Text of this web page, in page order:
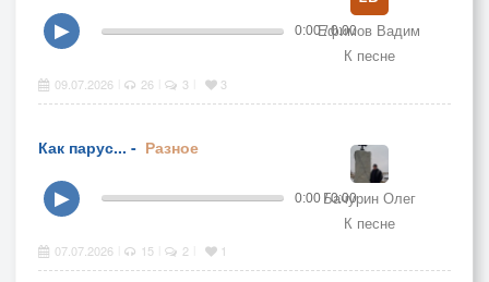
Ефимов Вадим
К песне
▶ 0:00 / 0:00
09.07.2026 26 3 3
Как парус... - Разное
Бачурин Олег
К песне
▶ 0:00 / 0:00
07.07.2026 15 2 1